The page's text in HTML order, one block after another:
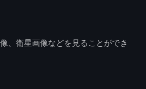
、衛星画像などを見ることができ